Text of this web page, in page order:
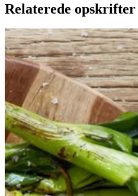
Relaterede opskrifter
t